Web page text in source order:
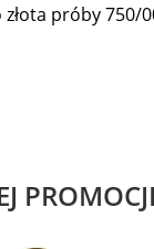
złota próby 750/